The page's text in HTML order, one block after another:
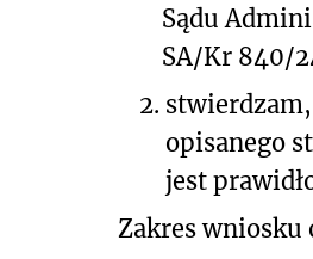
Sądu
SA/Kr 840/
2.
opisanego
jest
Zakres